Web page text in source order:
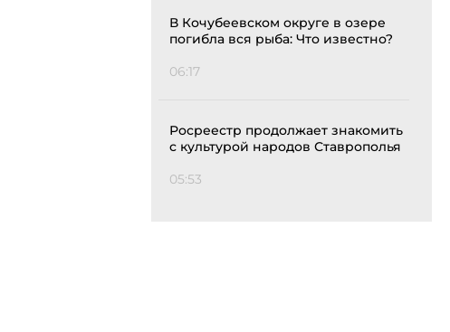
В Кочубеевском округе в озере
погибла вся рыба: Что известно?
06:17
Росреестр продолжает знакомить
с культурой народов Ставрополья
05:53